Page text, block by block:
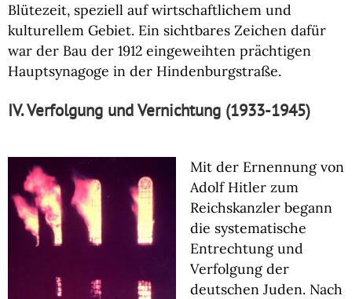
Blütezeit, speziell auf wirtschaftlichem und
kulturellem Gebiet. Ein sichtbares Zeichen dafür
war der Bau der 1912 eingeweihten prächtigen
Hauptsynagoge in der Hindenburgstraße.
IV. Verfolgung und Vernichtung (1933-1945)
Mit der Ernennung von
Adolf Hitler zum
Reichskanzler begann
die systematische
Entrechtung und
Verfolgung der
deutschen Juden. Nach